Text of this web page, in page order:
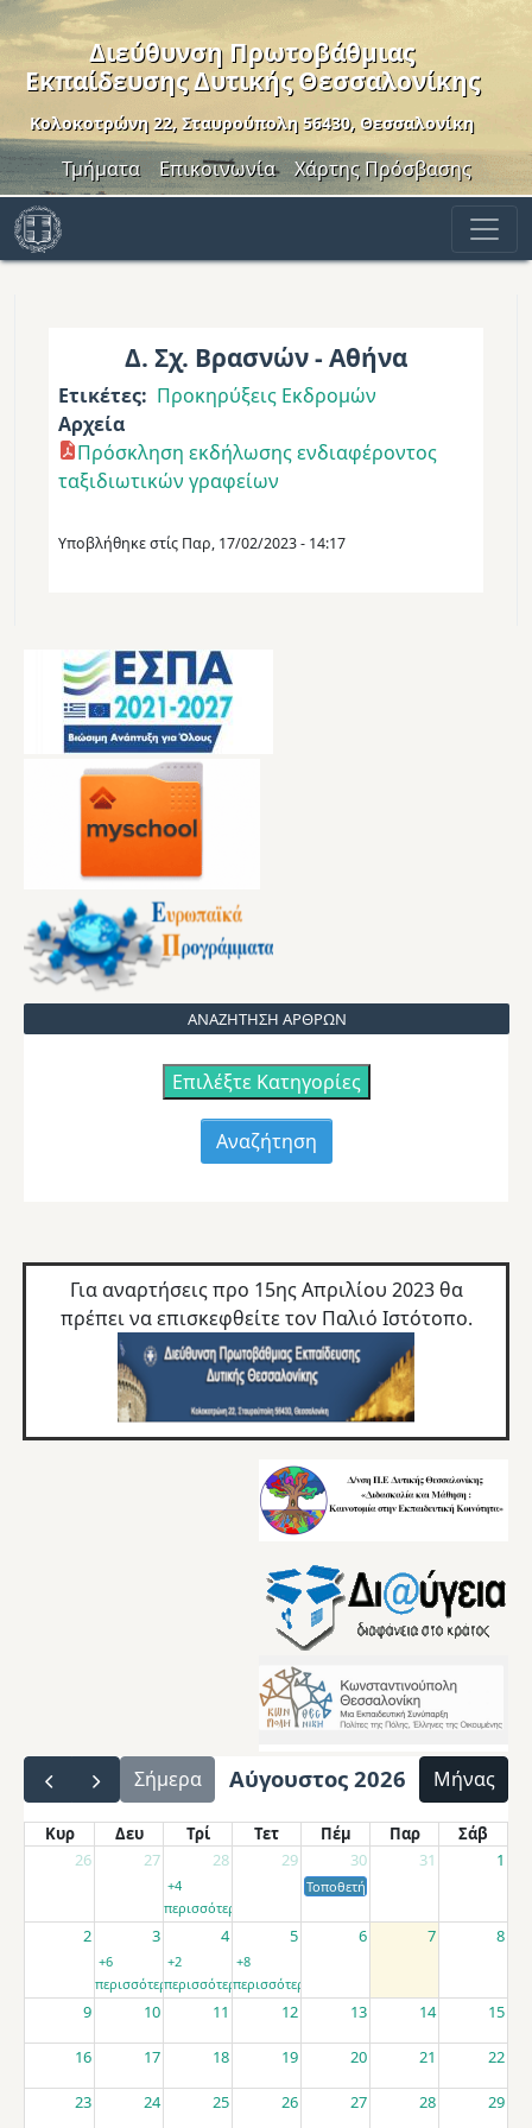
Παράκαμψη προς το κυρίως περιεχόμενο
Διεύθυνση Πρωτοβάθμιας
Εκπαίδευσης Δυτικής Θεσσαλονίκης
Κολοκοτρώνη 22, Σταυρούπολη 56430, Θεσσαλονίκη
Header Menu
Τμήματα Επικοινωνία Χάρτης Πρόσβασης
ΑΝΑΖΗΤΗΣΗ ΑΡΘΡΩΝ
Επιλέξτε Κατηγορίες
Δ. Σχ. Βρασνών - Αθήνα
Ετικέτες
Προκηρύξεις Εκδρομών
Αρχεία
Πρόσκληση εκδήλωσης ενδιαφέροντος
ταξιδιωτικών γραφείων
Υποβλήθηκε στίς Παρ, 17/02/2023 - 14:17
Για αναρτήσεις προ 15ης Απριλίου 2023 θα
πρέπει να επισκεφθείτε τον Παλιό Ιστότοπο.
Σήμερα Αύγουστος 2026 Μήνας
Κυρ Δευ Τρί Τετ Πέμ Παρ
Σάβ
26
27 28 29 30 31 1
+4
περισσότερα
Τοποθετήσεις αποσπασμένων
2 3 4 5 6 7 8
+6
περισσότερα
+2
περισσότερα
+8
περισσότερα
9 10 11 12 13 14 15
16 17 18 19 20 21 22
23 24 25 26 27 28 29